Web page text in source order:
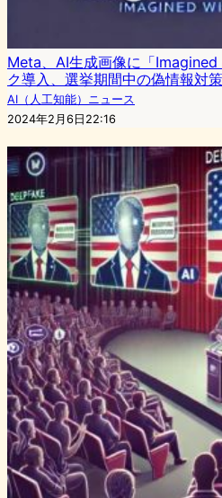
Meta、AI生成画像に「
ク導入、選挙期間中の偽情報対
AI（人工知能）ニュース
2024年2月6日22:16